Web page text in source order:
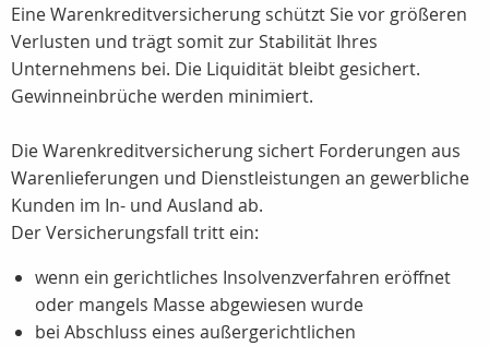
Eine Warenkreditversicherung schützt Sie vor größeren
Verlusten und trägt somit zur Stabilität Ihres
Unternehmens bei. Die Liquidität bleibt gesichert.
Gewinneinbrüche werden minimiert.
Die Warenkreditversicherung sichert Forderungen aus
Warenlieferungen und Dienstleistungen an gewerbliche
Kunden im In- und Ausland ab.
Der Versicherungsfall tritt ein:
wenn ein gerichtliches Insolvenzverfahren eröffnet
oder mangels Masse abgewiesen wurde
bei Abschluss eines außergerichtlichen